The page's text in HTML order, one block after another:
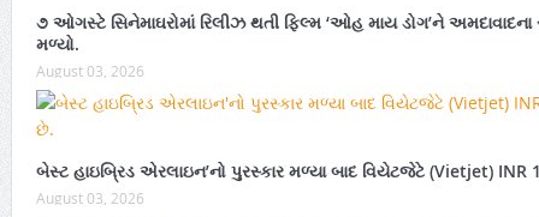
૭ ઓગસ્ટે સિનેમાઘરોમાં રિલીઝ થતી ફિલ્મ ‘ઓહ માય ડોગ’ને અમદાવાદના
મળ્યો.
August 03, 2026
બેસ્ટ હાઇબ્રિડ એરલાઇન’નો પુરસ્કાર મળ્યા બાદ વિયેટજેટે (Vietjet)
August 03, 2026